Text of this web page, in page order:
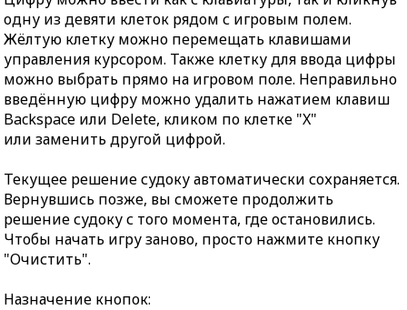
одну из девяти клеток рядом с игровым полем.
Жёлтую клетку можно перемещать клавишами
управления курсором. Также клетку для ввода цифры
можно выбрать прямо на игровом поле. Неправильно
введённую цифру можно удалить нажатием клавиш
Backspace или Delete, кликом по клетке "X"
или заменить другой цифрой.
Текущее решение судоку автоматически сохраняется.
Вернувшись позже, вы сможете продолжить
решение судоку с того момента, где остановились.
Чтобы начать игру заново, просто нажмите кнопку
"Очистить".
Назначение кнопок: